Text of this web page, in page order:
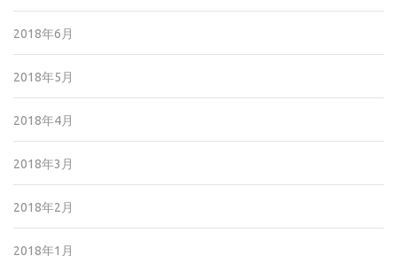
2018年6月
2018年5月
2018年4月
2018年3月
2018年2月
2018年1月